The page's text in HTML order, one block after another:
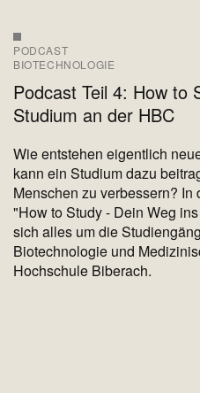
PODCAST
BIOTECHNOLOGIE
Podcast Teil 4: How to
Studium an der HBC
Wie entstehen eigentlich
kann ein Studium dazu
Menschen zu verbessern?
"How to Study - Dein Weg
sich alles um die
Biotechnologie und
Hochschule Biberach.